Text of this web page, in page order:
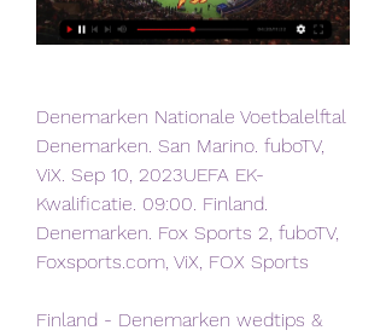
Denemarken Nationale Voetbalelftal
Denemarken. San Marino. fuboTV,
ViX. Sep 10, 2023UEFA EK-
Kwalificatie. 09:00. Finland.
Denemarken. Fox Sports 2, fuboTV,
Foxsports.com, ViX, FOX Sports
Finland - Denemarken wedtips &